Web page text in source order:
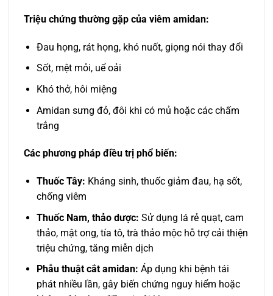
Triệu chứng thường gặp của viêm amidan:
Đau họng, rát họng, khó nuốt, giọng nói thay đổi
Sốt, mệt mỏi, uể oải
Khó thở, hôi miệng
Amidan sưng đỏ, đôi khi có mủ hoặc các chấm
trắng
Các phương pháp điều trị phổ biến:
Thuốc Tây: Kháng sinh, thuốc giảm đau, hạ sốt,
chống viêm
Thuốc Nam, thảo dược: Sử dụng lá rẻ quạt, cam
thảo, mật ong, tía tô, trà thảo mộc hỗ trợ cải thiện
triệu chứng, tăng miễn dịch
Phẫu thuật cắt amidan: Áp dụng khi bệnh tái
phát nhiều lần, gây biến chứng nguy hiểm hoặc